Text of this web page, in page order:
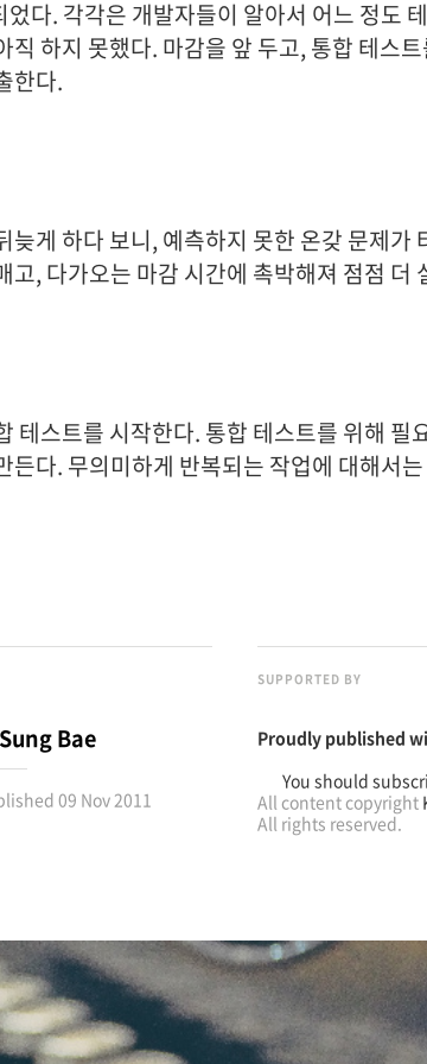
다. 각각은 개발자들이 알아서 어느 정도
직 하지 못했다. 마감을 앞 두고, 통합 테스
한다.
늦게 하다 보니, 예측하지 못한 온갖 문제가
고, 다가오는 마감 시간에 촉박해져 점점 더
테스트를 시작한다. 통합 테스트를 위해 필
든다. 무의미하게 반복되는 작업에 대해서
Bae
09 Nov 2011
SUPPORTED BY
Proudly published
You should
All content copyright
All rights reserved.